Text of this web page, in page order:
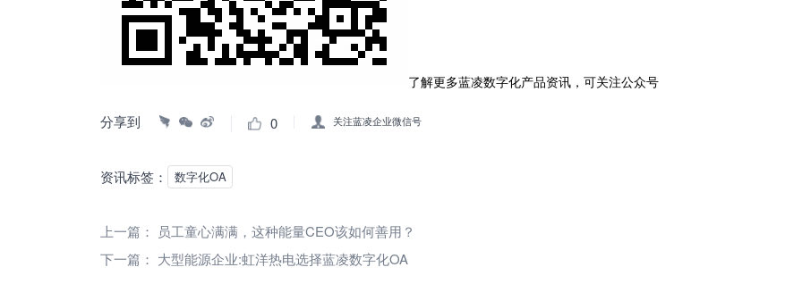
了解更多蓝凌数字化产品资讯，可关注公众号
分享到 0 关注蓝凌企业微信号
资讯标签： 数字化OA
上一篇：
员工童心满满，这种能量CEO该如何善用？
下一篇： 大型能源企业:虹洋热电选择蓝凌数字化OA